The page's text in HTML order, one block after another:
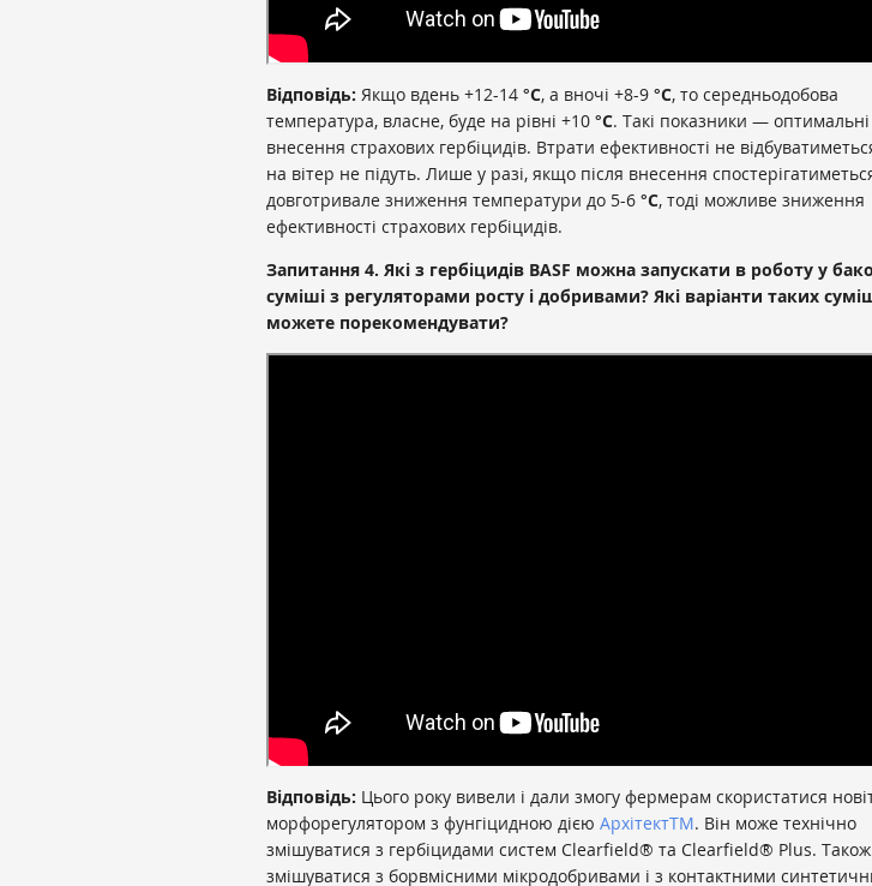
Відповідь: Якщо вдень +12-14 °C, а вночі +8-9 °C, то середньодобова
температура, власне, буде на рівні +10 °C. Такі показники —
внесення страхових гербіцидів. Втрати ефективності не
на вітер не підуть. Лише у разі, якщо після внесення
довготривале зниження температури до 5-6 °C, тоді можливе зниження
ефективності страхових гербіцидів.
Запитання 4. Які з гербіцидів BASF можна запускати в роботу у
суміші з регуляторами росту і добривами? Які варіанти таких
можете порекомендувати?
Відповідь: Цього року вивели і дали змогу фермерам скористатися
морфорегулятором з фунгіцидною дією АрхітектТМ. Він може технічно
змішуватися з гербіцидами систем Clearfield® та Clearfield® Plus.
змішуватися з борвмісними мікродобривами і з контактними